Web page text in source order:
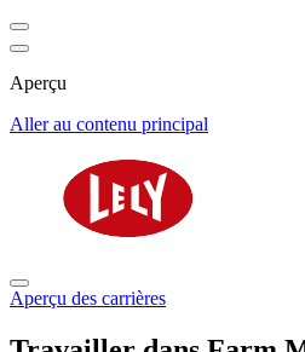
Aperçu
Aller au contenu principal
Aperçu des carrières